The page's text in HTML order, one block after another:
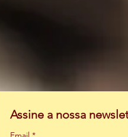
Assine a nossa